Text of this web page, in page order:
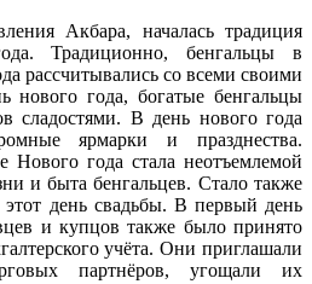
Акбара, началась традиция
Традиционно, бенгальцы в
рассчитывались со всеми своими
нового года, богатые бенгальцы
сладостями. В день нового года
ярмарки и празднества.
Нового года стала неотъемлемой
и быта бенгальцев. Стало также
день свадьбы. В первый день
и купцов также было принято
учёта. Они приглашали
партнёров, угощали их